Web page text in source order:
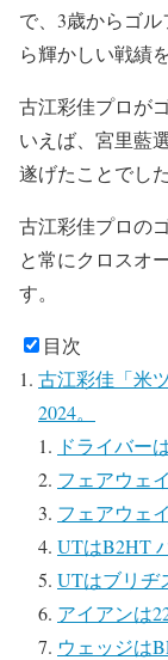
で、3歳からゴ
ら輝かしい戦績
古江彩佳プロが
いえば、宮里藍
遂げたことでした
古江彩佳プロの
と常にクロスオ
す。
目次
古江彩佳「米
2024。
ドライバー
フェアウェ
フェアウェ
UTはB2HT
UTはブリヂ
アイアンは
ウェッジは